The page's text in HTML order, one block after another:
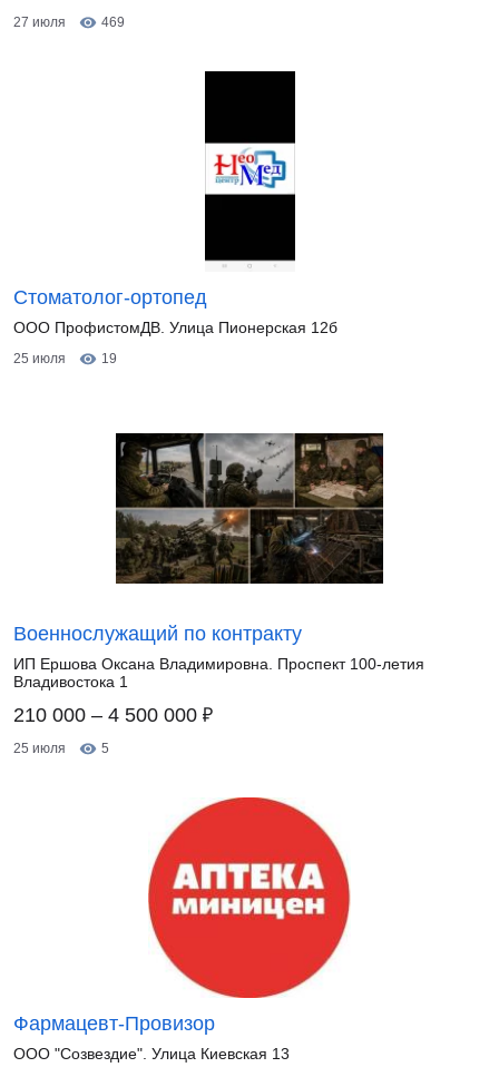
27 июля 469
Стоматолог-ортопед
ООО ПрофистомДВ. Улица Пионерская 12б
25 июля 19
Военнослужащий по контракту
ИП Ершова Оксана Владимировна. Проспект 100-летия
Владивостока 1
210 000 – 4 500 000 ₽
25 июля 5
Фармацевт-Провизор
ООО "Созвездие". Улица Киевская 13